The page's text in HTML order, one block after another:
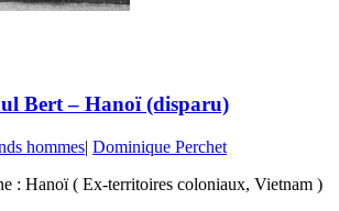
Bert – Hanoï (disparu)
hommes| Dominique Perchet
: Hanoï ( Ex-territoires coloniaux, Vietnam )